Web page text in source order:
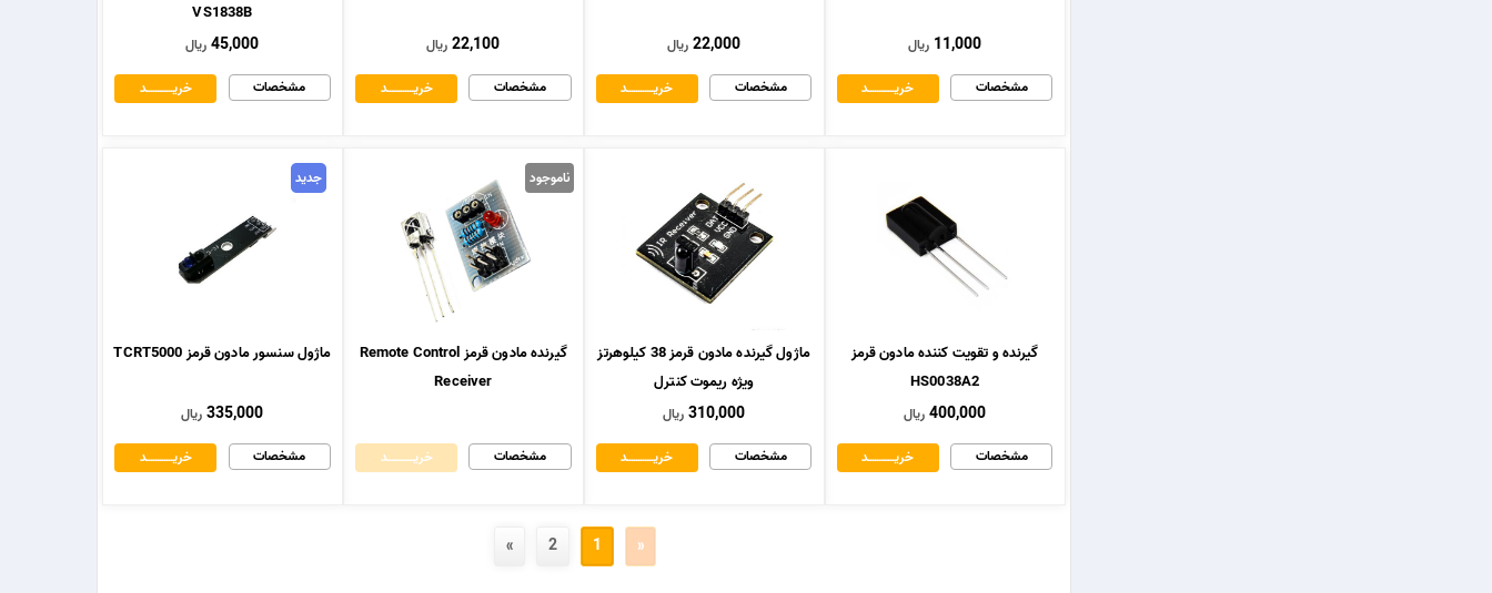
11,000 ریال
مشخصات
خریــــــــــــد
22,000 ریال
مشخصات
خریــــــــــــد
22,100 ریال
مشخصات
خریــــــــــــد
VS1838B
45,000 ریال
مشخصات
خریــــــــــــد
گیرنده و تقویت کننده مادون قرمز
HS0038A2
400,000 ریال
مشخصات
خریــــــــــــد
ماژول گیرنده مادون قرمز 38 کیلوهرتز
ویژه ریموت کنترل
310,000 ریال
مشخصات
خریــــــــــــد
ناموجود
گیرنده مادون قرمز Remote Control
Receiver
مشخصات خریــــــــــــد
جدید
ماژول سنسور مادون قرمز TCRT5000
335,000 ریال
مشخصات
خریــــــــــــد
«
1
2
»